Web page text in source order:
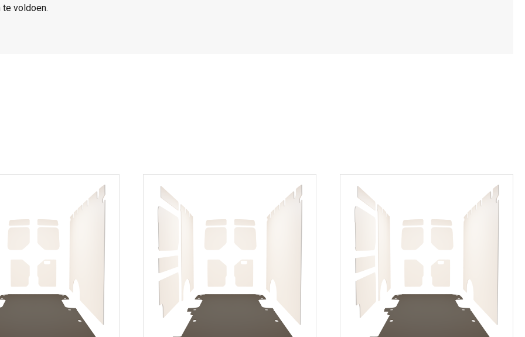
te voldoen.
product
heeft
meerdere
Deze
worden
product
heeft
meerdere
Deze
worden